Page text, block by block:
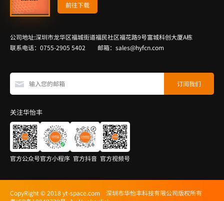
前往下载
公司地址:深圳市龙华区福城街道福民社区福花路9号富城科创大厦A栋
联系电话：0755-2905 5402 邮箱：sales@hyfcn.com
关注华怡丰
官方公众号官方小程序 官方抖音 官方视频号
CopyRight © 2018 yt-space.com 深圳市华怡丰科技有限公司版权所有